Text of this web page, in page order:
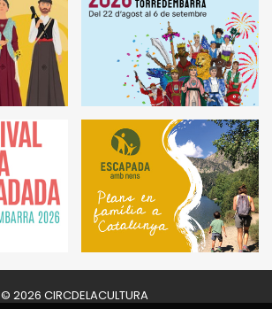
© 2026 CIRCDELACULTURA